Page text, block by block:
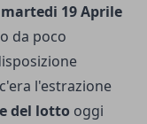
19 Aprile
da poco
l'estrazione
del lotto oggi